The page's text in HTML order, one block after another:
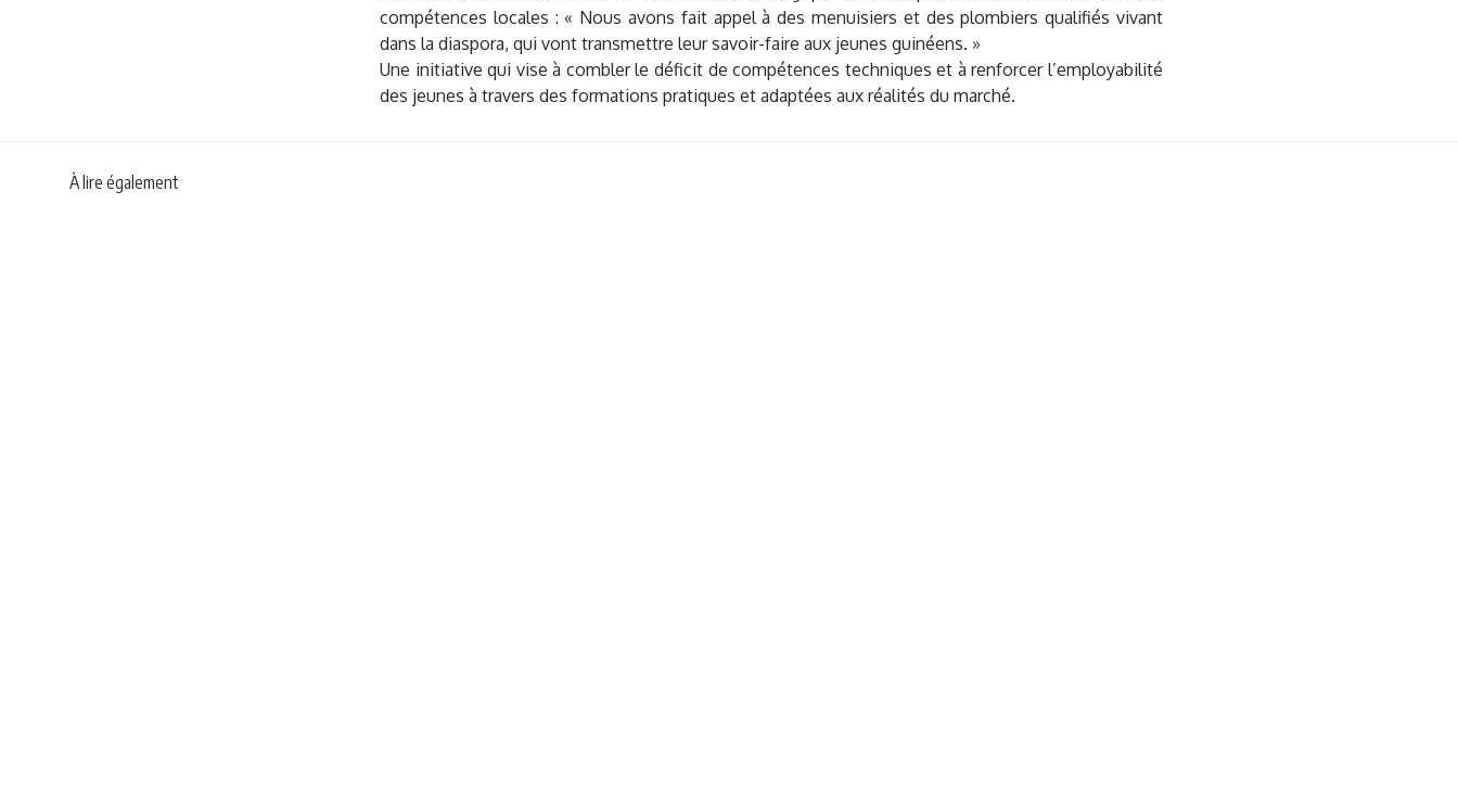
compétences locales : « Nous avons fait appel à des menuisiers et des plombiers qualifiés vivant
dans la diaspora, qui vont transmettre leur savoir-faire aux jeunes guinéens. »
Une initiative qui vise à combler le déficit de compétences techniques et à renforcer l’employabilité
des jeunes à travers des formations pratiques et adaptées aux réalités du marché.
À lire également